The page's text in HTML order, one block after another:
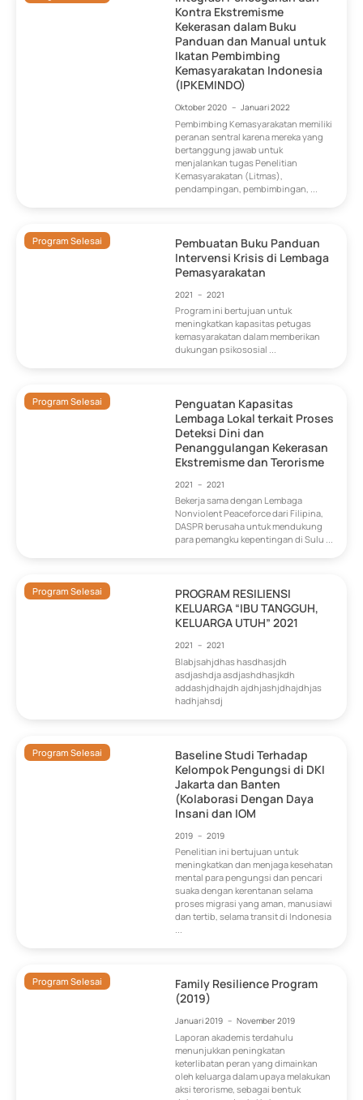
Kontra Ekstremisme
Kekerasan dalam Buku
Panduan dan Manual untuk
Ikatan Pembimbing
Kemasyarakatan Indonesia
(IPKEMINDO)
Oktober 2020 – Januari 2022
Pembimbing Kemasyarakatan memiliki
peranan sentral karena mereka yang
bertanggung jawab untuk
menjalankan tugas Penelitian
Kemasyarakatan (Litmas),
pendampingan, pembimbingan, ...
Program Selesai
Pembuatan Buku Panduan
Intervensi Krisis di Lembaga
Pemasyarakatan
2021 – 2021
Program ini bertujuan untuk
meningkatkan kapasitas petugas
kemasyarakatan dalam memberikan
dukungan psikososial ...
Program Selesai
Penguatan Kapasitas
Lembaga Lokal terkait Proses
Deteksi Dini dan
Penanggulangan Kekerasan
Ekstremisme dan Terorisme
2021 – 2021
Bekerja sama dengan Lembaga
Nonviolent Peaceforce dari Filipina,
DASPR berusaha untuk mendukung
para pemangku kepentingan di Sulu ...
Program Selesai
PROGRAM RESILIENSI
KELUARGA “IBU TANGGUH,
KELUARGA UTUH” 2021
2021 – 2021
Blabjsahjdhas hasdhasjdh
asdjashdja asdjashdhasjkdh
addashjdhajdh ajdhjashjdhajdhjas
hadhjahsdj
Program Selesai
Baseline Studi Terhadap
Kelompok Pengungsi di DKI
Jakarta dan Banten
(Kolaborasi Dengan Daya
Insani dan IOM
2019 – 2019
Penelitian ini bertujuan untuk
meningkatkan dan menjaga kesehatan
mental para pengungsi dan pencari
suaka dengan kerentanan selama
proses migrasi yang aman, manusiawi
dan tertib, selama transit di Indonesia
...
Program Selesai
Family Resilience Program
(2019)
Januari 2019 – November 2019
Laporan akademis terdahulu
menunjukkan peningkatan
keterlibatan peran yang dimainkan
oleh keluarga dalam upaya melakukan
aksi terorisme, sebagai bentuk